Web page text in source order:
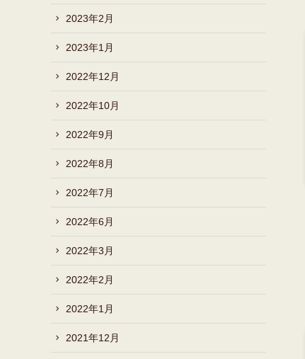
2023年2月
2023年1月
2022年12月
2022年10月
2022年9月
2022年8月
2022年7月
2022年6月
2022年3月
2022年2月
2022年1月
2021年12月